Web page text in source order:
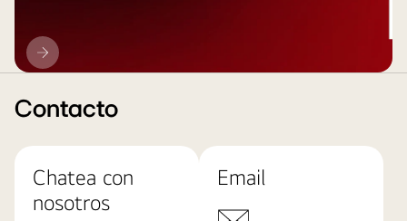
LG
actualización
Contacto
Chatea con
nosotros
Email